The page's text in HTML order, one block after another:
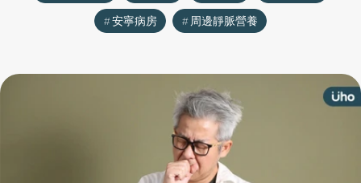
安寧病房
周邊靜脈營養